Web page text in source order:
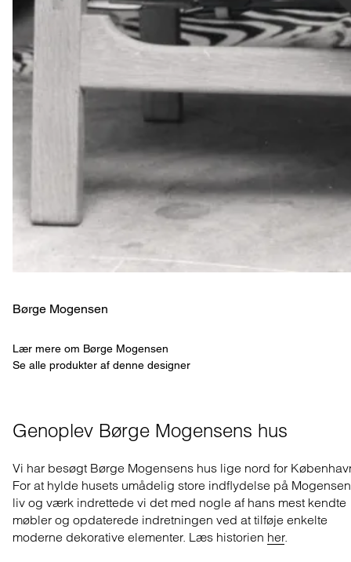
Børge Mogensen
Lær mere om Børge Mogensen
Se alle produkter af denne designer
Genoplev Børge Mogensens hus
Vi har besøgt Børge Mogensens hus lige nord for
For at hylde husets umådelig store indflydelse på
liv og værk indrettede vi det med nogle af hans mest kendte
møbler og opdaterede indretningen ved at tilføje enkelte
moderne dekorative elementer. Læs historien her.